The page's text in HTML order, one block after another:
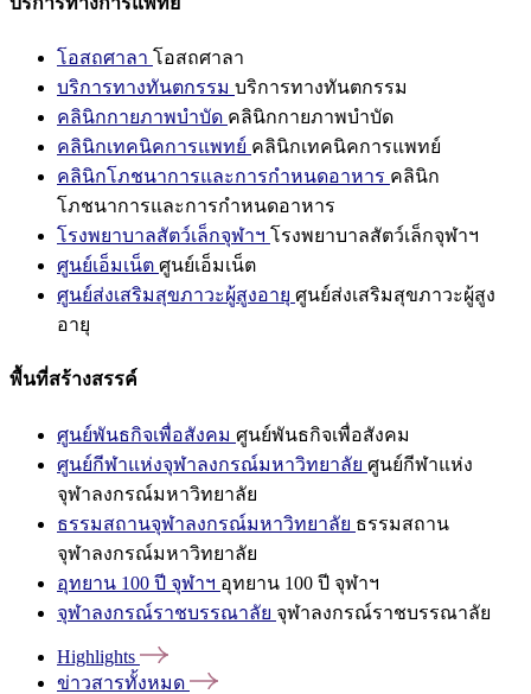
โอสถศาลา โอสถศาลา
บริการทางทันตกรรม บริการทางทันตกรรม
คลินิกกายภาพบำบัด คลินิกกายภาพบำบัด
คลินิกเทคนิคการแพทย์ คลินิกเทคนิคการแพทย์
คลินิกโภชนาการและการกำหนดอาหาร คลินิก
โภชนาการและการกำหนดอาหาร
โรงพยาบาลสัตว์เล็กจุฬาฯ โรงพยาบาลสัตว์เล็กจุฬาฯ
ศูนย์เอ็มเน็ต ศูนย์เอ็มเน็ต
ศูนย์ส่งเสริมสุขภาวะผู้สูงอายุ ศูนย์ส่งเสริมสุขภาวะผู้สูง
อายุ
พื้นที่สร้างสรรค์
ศูนย์พันธกิจเพื่อสังคม ศูนย์พันธกิจเพื่อสังคม
ศูนย์กีฬาแห่งจุฬาลงกรณ์มหาวิทยาลัย ศูนย์กีฬาแห่ง
จุฬาลงกรณ์มหาวิทยาลัย
ธรรมสถานจุฬาลงกรณ์มหาวิทยาลัย ธรรมสถาน
จุฬาลงกรณ์มหาวิทยาลัย
อุทยาน 100 ปี จุฬาฯ อุทยาน 100 ปี จุฬาฯ
จุฬาลงกรณ์ราชบรรณาลัย จุฬาลงกรณ์ราชบรรณาลัย
Highlights
ข่าวสารทั้งหมด